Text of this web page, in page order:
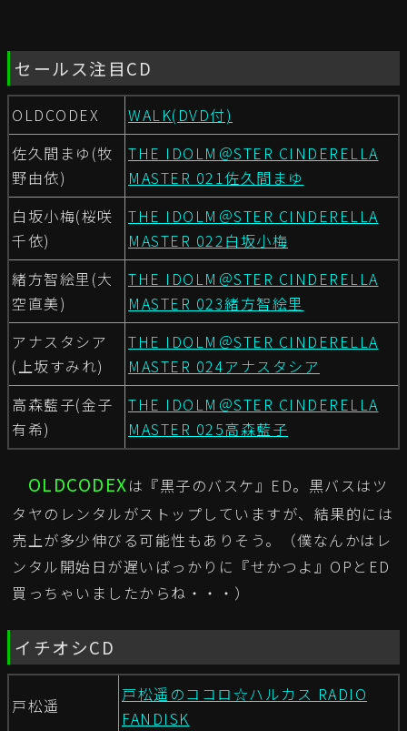
セールス注目CD
OLDCODEX
WALK(DVD付)
佐久間まゆ(牧
野由依)
THE IDOLM＠STER CINDERELLA
MASTER 021佐久間まゆ
白坂小梅(桜咲
千依)
THE IDOLM＠STER CINDERELLA
MASTER 022白坂小梅
緒方智絵里(大
空直美)
THE IDOLM＠STER CINDERELLA
MASTER 023緒方智絵里
アナスタシア
(上坂すみれ)
THE IDOLM＠STER CINDERELLA
MASTER 024アナスタシア
高森藍子(金子
有希)
THE IDOLM＠STER CINDERELLA
MASTER 025高森藍子
OLDCODEXは『黒子のバスケ』ED。黒バスはツ
タヤのレンタルがストップしていますが、結果的には
売上が多少伸びる可能性もありそう。（僕なんかはレ
ンタル開始日が遅いばっかりに『せかつよ』OPとED
買っちゃいましたからね・・・）
イチオシCD
戸松遥
戸松遥のココロ☆ハルカス RADIO
FANDISK